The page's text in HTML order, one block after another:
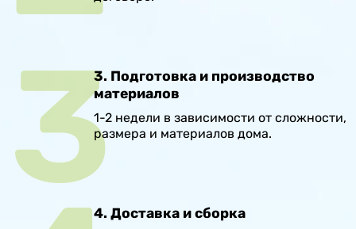
3. Подготовка и производство
материалов
1-2 недели в зависимости от сложности,
размера и материалов дома.
4. Доставка и сборка